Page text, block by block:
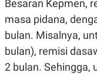
Besaran Kepmen,
masa pidana,
bulan. Misalnya,
bulan), remisi
2 bulan. Sehingga,